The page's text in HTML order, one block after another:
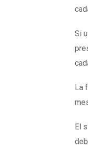
Si
La
El